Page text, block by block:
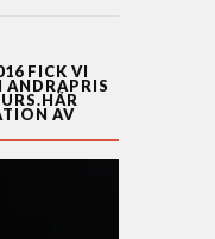
FICK VI
AV